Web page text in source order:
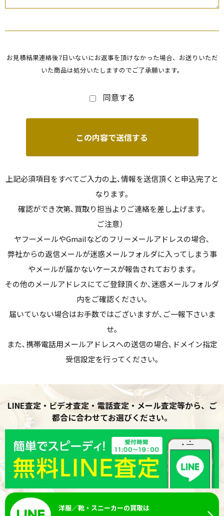
お見積結果連絡後7日いないにお返事を頂けなかった場合、お送りいただ
いた商品は処分いたしますのでご了承願います。
同意する
上記必須項目をすべてご入力の上､情報を送信頂くと申込完了と
なります｡
確認ができ次第､買取り担当よりご連絡を差し上げます｡
ご注意）
ヤフーメールやGmailなどのフリーメールアドレスの場合､
弊社からの返信メールが迷惑メールフォルダに入ってしまう事
やメールが届かないケースが報告されております｡
その他のメールアドレスにてご登録頂くか､迷惑メールフォルダ
内をご確認ください｡
届いていない場合はお手数ではございますが､ご一報下さいま
せ｡
また､携帯電話用メールアドレスへの送信の場合､ドメイン指定
受信設定を行ってください｡
LINE査定・ビデオ査定・電話査定・メール査定等から、ご
都合に合わせてお選びください。
洋服／靴・スニーカーの買取は